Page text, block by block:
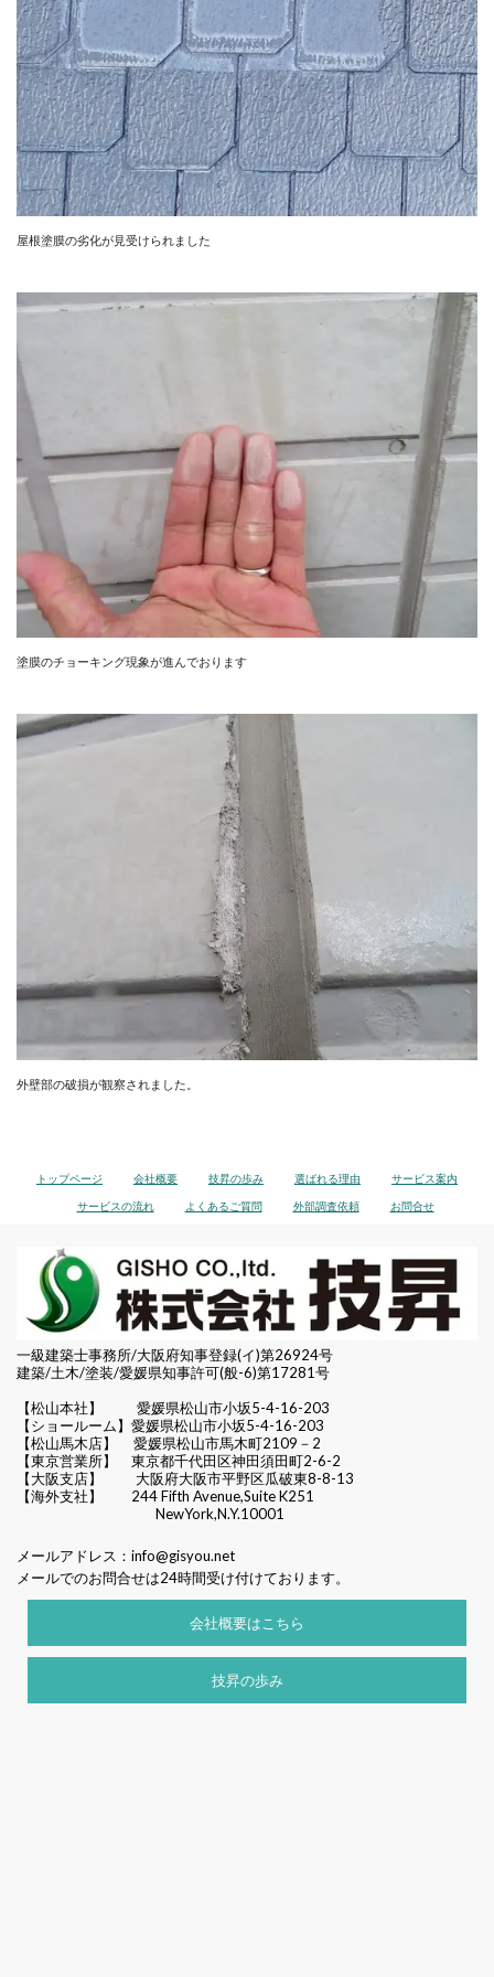
屋根塗膜の劣化が見受けられました
塗膜のチョーキング現象が進んでおります
外壁部の破損が観察されました。
トップページ 会社概要 技昇の歩み 選ばれる理由 サービス案内
サービスの流れ よくあるご質問 外部調査依頼 お問合せ
一級建築士事務所/大阪府知事登録(イ)第26924号
建築/土木/塗装/愛媛県知事許可(般-6)第17281号
【松山本社】
愛媛県松山市小坂5-4-16-203
【ショールーム】愛媛県松山市小坂5-4-16-203
【松山馬木店】 愛媛県松山市馬木町2109－2
【東京営業所】 東京都千代田区神田須田町2-6-2
【大阪支店】 大阪府大阪市平野区瓜破東8-8-13
【海外支社】 244 Fifth Avenue,Suite K251
NewYork,N.Y.10001
メールアドレス： info@gisyou.net
メールでのお問合せは24時間受け付けております。
会社概要はこちら
技昇の歩み